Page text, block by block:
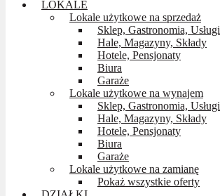
LOKALE
Lokale użytkowe na sprzedaż
Sklep, Gastronomia, Usługi
Hale, Magazyny, Składy
Hotele, Pensjonaty
Biura
Garaże
Lokale użytkowe na wynajem
Sklep, Gastronomia, Usługi
Hale, Magazyny, Składy
Hotele, Pensjonaty
Biura
Garaże
Lokale użytkowe na zamianę
Pokaż wszystkie oferty